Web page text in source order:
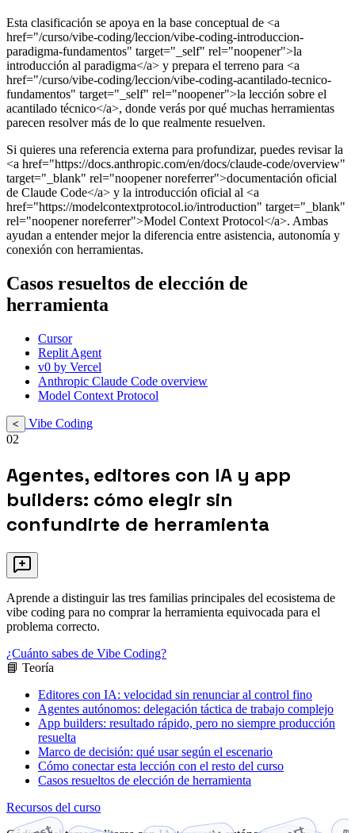
Esta clasificación se apoya en la base conceptual de <a
href="/curso/vibe-coding/leccion/vibe-coding-introduccion-
paradigma-fundamentos" target="_self" rel="noopener">la
introducción al paradigma</a> y prepara el terreno para <a
href="/curso/vibe-coding/leccion/vibe-coding-acantilado-tecnico-
fundamentos" target="_self" rel="noopener">la lección sobre el
acantilado técnico</a>, donde verás por qué muchas herramientas
parecen resolver más de lo que realmente resuelven.
Si quieres una referencia externa para profundizar, puedes revisar la
<a href="https://docs.anthropic.com/en/docs/claude-code/overview"
target="_blank" rel="noopener noreferrer">documentación oficial
de Claude Code</a> y la introducción oficial al <a
href="https://modelcontextprotocol.io/introduction" target="_blank"
rel="noopener noreferrer">Model Context Protocol</a>. Ambas
ayudan a entender mejor la diferencia entre asistencia, autonomía y
conexión con herramientas.
Casos resueltos de elección de
herramienta
Cursor
Replit Agent
v0 by Vercel
Anthropic Claude Code overview
Model Context Protocol
<
Vibe Coding
02
Agentes, editores con IA y app
builders: cómo elegir sin
confundirte de herramienta
Aprende a distinguir las tres familias principales del ecosistema de
vibe coding para no comprar la herramienta equivocada para el
problema correcto.
¿Cuánto sabes de Vibe Coding?
📘 Teoría
Editores con IA: velocidad sin renunciar al control fino
Agentes autónomos: delegación táctica de trabajo complejo
App builders: resultado rápido, pero no siempre producción
resuelta
Marco de decisión: qué usar según el escenario
Cómo conectar esta lección con el resto del curso
Casos resueltos de elección de herramienta
Recursos del curso